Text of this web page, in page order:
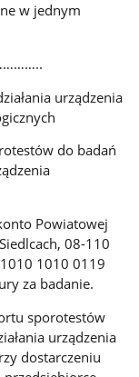
w jednym
urządzenia
do badań
Powiatowej
08-110
1010 0119
za badanie.
sporotestów
urządzenia
dostarczeniu